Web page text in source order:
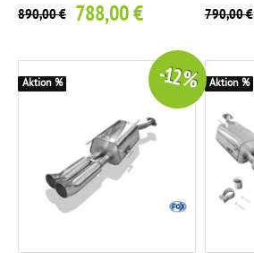
890,00 € 788,00 € 790,00 €
-12 %
Aktion % Aktion %